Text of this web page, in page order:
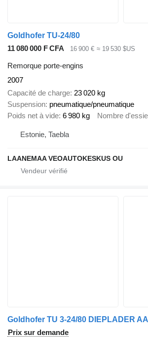
Goldhofer TU-24/80
11 080 000 F CFA
16 900 € ≈ 19 530 $US
Remorque porte-engins
2007
Capacité de charge 23 020 kg
Suspension pneumatique/pneumatique
Poids net à vide 6 980 kg Nombre
Estonie, Taebla
LAANEMAA VEOAUTOKESKUS OU
Prix sur demande